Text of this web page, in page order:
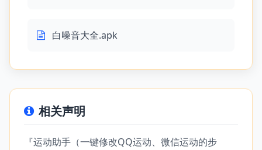
白噪音大全.apk
相关声明
『运动助手（一键修改QQ运动、微信运动的步